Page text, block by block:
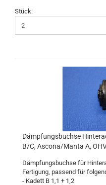
Stück:
Dämpfungsbuchse
B/C, Ascona/Manta A,
Dämpfungsbuchse für
Fertigung, passend für
- Kadett B 1,1 + 1,2